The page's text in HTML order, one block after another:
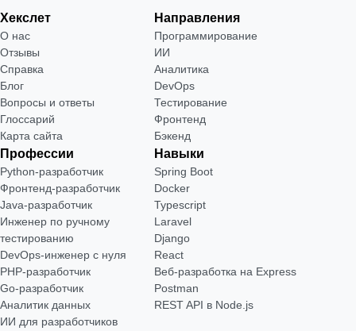
Хекслет
О нас
Отзывы
Справка
Блог
Вопросы и ответы
Глоссарий
Карта сайта
Направления
Программирование
ИИ
Аналитика
DevOps
Тестирование
Фронтенд
Бэкенд
Профессии
Python-разработчик
Фронтенд-разработчик
Java-разработчик
Инженер по ручному
тестированию
DevOps-инженер с нуля
РНР-разработчик
Go-разработчик
Аналитик данных
ИИ для разработчиков
Навыки
Spring Boot
Docker
Typescript
Laravel
Django
React
Веб-разработка на Express
Postman
REST API в Node.js